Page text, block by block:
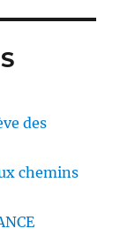
des
chemins